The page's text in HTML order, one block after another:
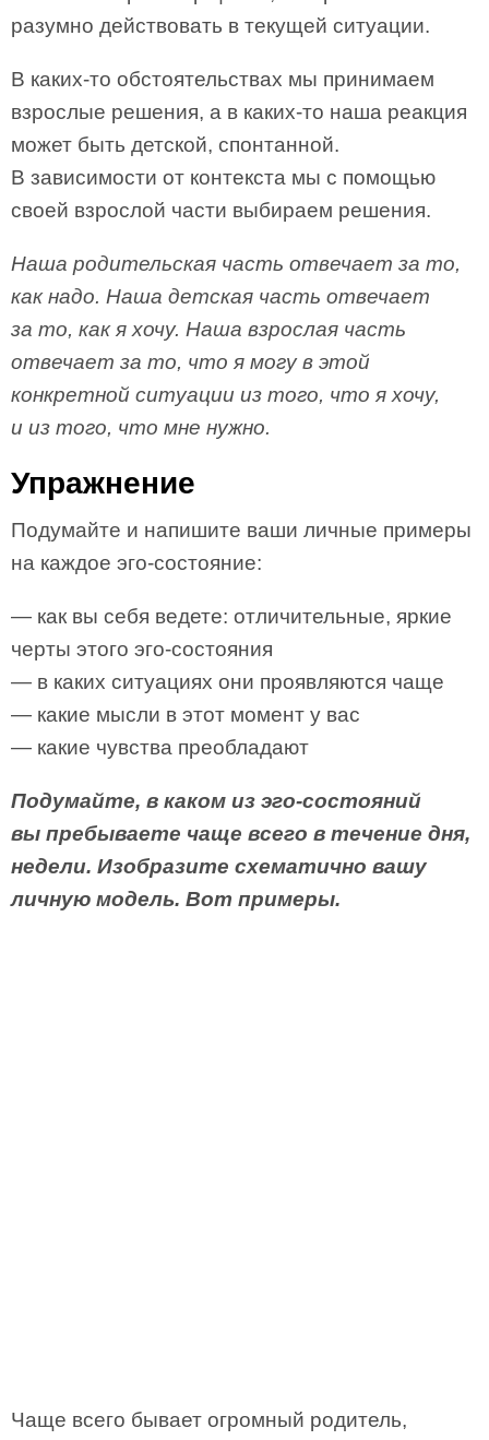
разумно действовать в текущей ситуации.
В каких-то обстоятельствах мы принимаем
взрослые решения, а в каких-то наша реакция
может быть детской, спонтанной.
В зависимости от контекста мы с помощью
своей взрослой части выбираем решения.
Наша родительская часть отвечает за то,
как надо. Наша детская часть отвечает
за то, как я хочу. Наша взрослая часть
отвечает за то, что я могу в этой
конкретной ситуации из того, что я хочу,
и из того, что мне нужно.
Упражнение
Подумайте и напишите ваши личные примеры
на каждое эго-состояние:
— как вы себя ведете: отличительные, яркие
черты этого эго-состояния
— в каких ситуациях они проявляются чаще
— какие мысли в этот момент у вас
— какие чувства преобладают
Подумайте, в каком из эго-состояний
вы пребываете чаще всего в течение дня,
недели. Изобразите схематично вашу
личную модель. Вот примеры.
Чаще всего бывает огромный родитель,